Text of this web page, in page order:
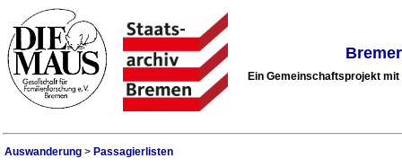
Ein Gemeinschaftsprojekt
Auswanderung > Passagierlisten